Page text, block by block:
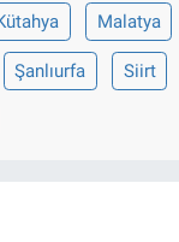
Malatya
Şanlıurfa Siirt